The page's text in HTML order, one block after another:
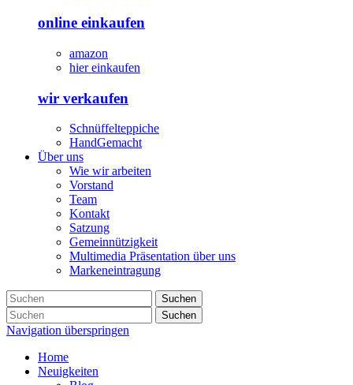
online einkaufen
amazon
hier einkaufen
wir verkaufen
Schnüffelteppiche
HandGemacht
Über uns
Wie wir arbeiten
Vorstand
Team
Kontakt
Satzung
Gemeinnützigkeit
Multimedia Präsentation über uns
Markeneintragung
Suchen
Suchen
Navigation überspringen
Home
Neuigkeiten